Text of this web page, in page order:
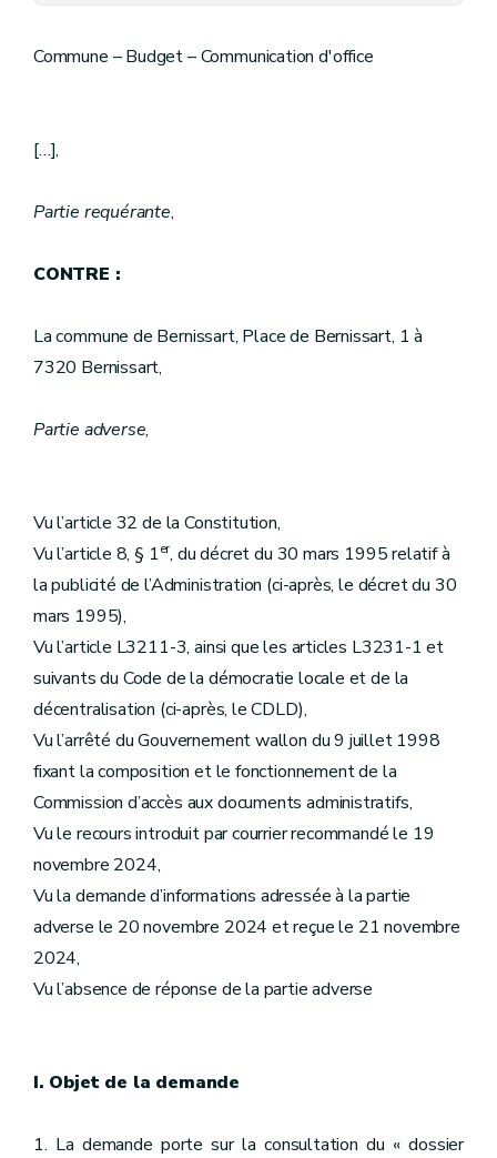
Commune – Budget – Communication d'office
[…],
Partie requérante,
CONTRE :
La commune de Bernissart, Place de Bernissart, 1 à
7320 Bernissart,
Partie adverse,
Vu l’article 32 de la Constitution,
Vu l’article 8, § 1er, du décret du 30 mars 1995 relatif à
la publicité de l’Administration (ci-après, le décret du 30
mars 1995),
Vu l’article L3211-3, ainsi que les articles L3231-1 et
suivants du Code de la démocratie locale et de la
décentralisation (ci-après, le CDLD),
Vu l’arrêté du Gouvernement wallon du 9 juillet 1998
fixant la composition et le fonctionnement de la
Commission d’accès aux documents administratifs,
Vu le recours introduit par courrier recommandé le 19
novembre 2024,
Vu la demande d’informations adressée à la partie
adverse le 20 novembre 2024 et reçue le 21 novembre
2024,
Vu l’absence de réponse de la partie adverse
I. Objet de la demande
1. La demande porte sur la consultation du « dossier